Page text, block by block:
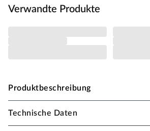
Verwandte Produkte
Produktbeschreibung
Karibu Innensauna Daria in
2 Personen
Technische Daten